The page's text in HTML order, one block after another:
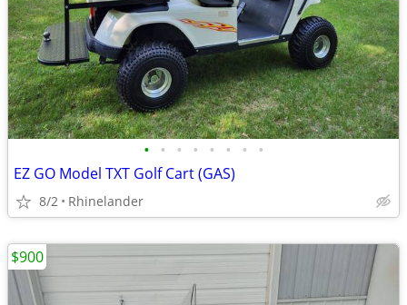
• • • • • • • •
EZ GO Model TXT Golf Cart (GAS)
8/2 Rhinelander
$900